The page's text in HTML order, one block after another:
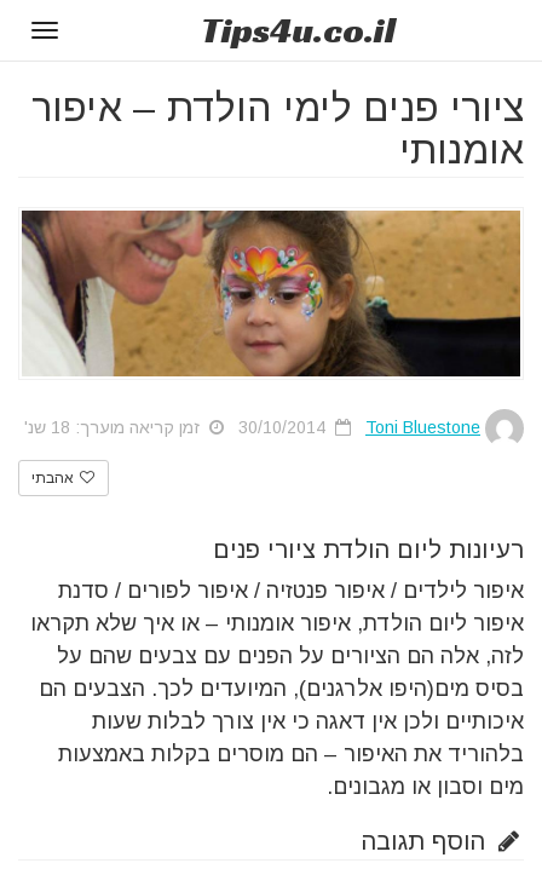
Tips4u.co.il
ציורי פנים לימי הולדת – איפור
אומנותי
Toni Bluestone זמן קריאה מוערך: 18 שנ'
אהבתי
רעיונות ליום הולדת ציורי פנים
איפור לילדים / איפור פנטזיה / איפור לפורים / סדנת
איפור ליום הולדת, איפור אומנותי – או איך שלא תקראו
לזה, אלה הם הציורים על הפנים עם צבעים שהם על
בסיס מים(היפו אלרגנים), המיועדים לכך. הצבעים הם
איכותיים ולכן אין דאגה כי אין צורך לבלות שעות
בלהוריד את האיפור – הם מוסרים בקלות באמצעות
מים וסבון או מגבונים.
הוסף תגובה